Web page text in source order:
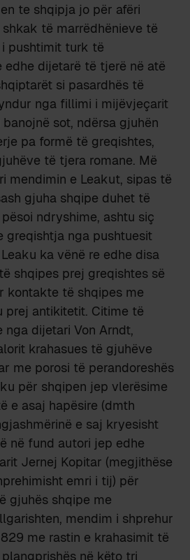
te shqipja jo për afëri
të marrëdhënieve të
pushtimit turk të
edhe dijetarë të tjerë në atë
si pasardhës të
nga fillimi i mijëvjeçarit
sot, ndërsa gjuhën
pa formë të greqishtes,
të tjera romane. Më
mendimin e Leakut, sipas të
gjuha shqipe duhet të
ndryshime, ashtu siç
greqishtja nga pushtuesit
ka vënë re edhe disa
shqipes prej greqishtes së
kontakte të shqipes me
prej antikitetit. Citime të
nga dijetari Von Arndt,
krahasues të gjuhëve
me porosi të perandoreshës
për shqipen jep vlerësime
e asaj hapësire (dmth
e saj kryesisht
në fund autori jep edhe
Jernej Kopitar (megjithëse
emri i tij) për
gjuhës shqipe me
mendim i shprehur
me rastin e krahasimit të
në këto tri